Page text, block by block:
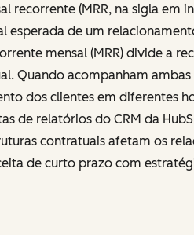
recorrente (MRR, na sigla
esperada de um
mensal (MRR) divide a
Quando acompanham
dos clientes em diferentes
de relatórios do CRM da
contratuais afetam os
de curto prazo com